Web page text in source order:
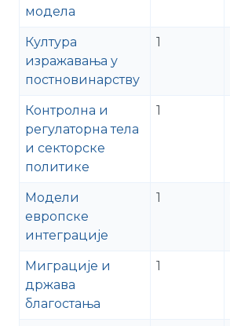
модела
Култура
изражавања у
постновинарству
1
Контролна и
регулаторна тела
и секторске
политике
1
Модели
европске
интеграције
1
Миграције и
држава
благостања
1